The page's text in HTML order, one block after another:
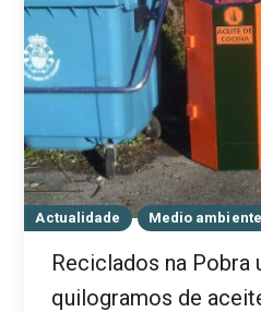
Actualidade Medio ambiente
Reciclados na Pobra
quilogramos de